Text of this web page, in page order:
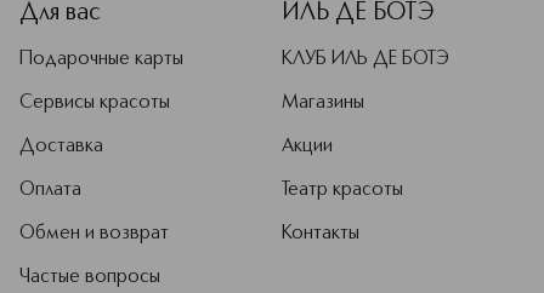
Для вас
Подарочные карты
Сервисы красоты
Доставка
Оплата
Обмен и возврат
Частые вопросы
ИЛЬ ДЕ БОТЭ
КЛУБ ИЛЬ ДЕ БОТЭ
Магазины
Акции
Театр красоты
Контакты